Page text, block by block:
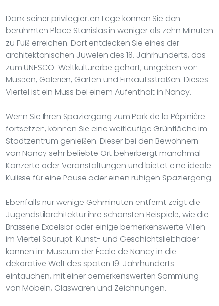
Dank seiner privilegierten Lage können Sie den
berühmten Place Stanislas in weniger als zehn Minuten
zu Fuß erreichen. Dort entdecken Sie eines der
architektonischen Juwelen des 18. Jahrhunderts, das
zum UNESCO-Weltkulturerbe gehört, umgeben von
Museen, Galerien, Gärten und Einkaufsstraßen. Dieses
Viertel ist ein Muss bei einem Aufenthalt in Nancy.
Wenn Sie Ihren Spaziergang zum Park de la Pépinière
fortsetzen, können Sie eine weitläufige Grünfläche im
Stadtzentrum genießen. Dieser bei den Bewohnern
von Nancy sehr beliebte Ort beherbergt manchmal
Konzerte oder Veranstaltungen und bietet eine ideale
Kulisse für eine Pause oder einen ruhigen Spaziergang.
Ebenfalls nur wenige Gehminuten entfernt zeigt die
Jugendstilarchitektur ihre schönsten Beispiele, wie die
Brasserie Excelsior oder einige bemerkenswerte Villen
im Viertel Saurupt. Kunst- und Geschichtsliebhaber
können im Museum der École de Nancy in die
dekorative Welt des späten 19. Jahrhunderts
eintauchen, mit einer bemerkenswerten Sammlung
von Möbeln, Glaswaren und Zeichnungen.